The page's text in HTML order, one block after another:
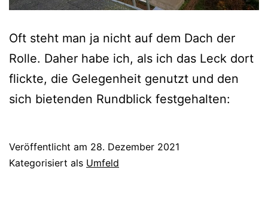
Oft steht man ja nicht auf dem Dach der
Rolle. Daher habe ich, als ich das Leck dort
flickte, die Gelegenheit genutzt und den
sich bietenden Rundblick festgehalten:
Veröffentlicht am 28. Dezember 2021
Kategorisiert als Umfeld